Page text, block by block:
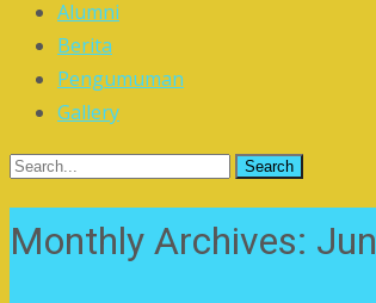
Alumni
Berita
Pengumuman
Gallery
Search
Monthly Archives: